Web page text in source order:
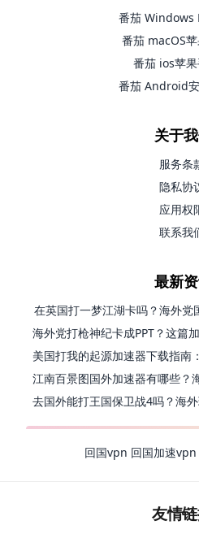
番茄 Windows
番茄 macOS
番茄 ios苹
番茄 Android
关于
服务条
隐私协
应用权
联系我
最新
在英国打一梦江湖卡吗？海外党
回国vpn 回国加速vpn
友情